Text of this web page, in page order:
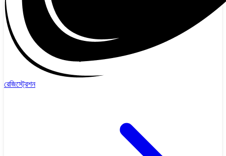
রেজিস্ট্রেশন